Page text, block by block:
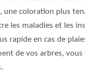
une coloration plus
les maladies et les
rapide en cas de
de vos arbres, vous